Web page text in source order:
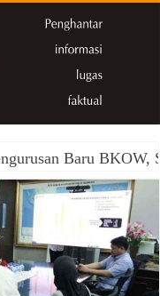
Baru BKOW,